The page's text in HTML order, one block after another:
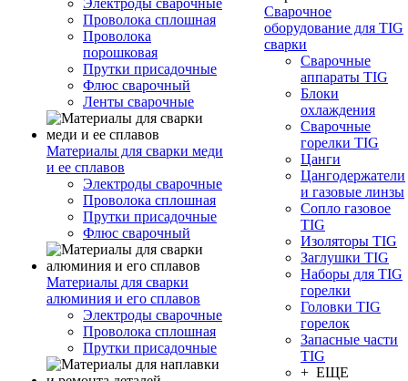
Электроды сварочные
Проволока сплошная
Проволока
порошковая
Прутки присадочные
Флюс сварочный
Ленты сварочные
Материалы для сварки меди
и ее сплавов
Электроды сварочные
Проволока сплошная
Прутки присадочные
Флюс сварочный
Материалы для сварки
алюминия и его сплавов
Электроды сварочные
Проволока сплошная
Прутки присадочные
Сварочное
оборудование для TIG
сварки
Сварочные
аппараты TIG
Блоки
охлаждения
Сварочные
горелки TIG
Цанги
Цангодержатели
и газовые линзы
Сопло газовое
TIG
Изоляторы TIG
Заглушки TIG
Наборы для TIG
горелки
Головки TIG
горелок
Запасные части
TIG
+ ЕЩЕ